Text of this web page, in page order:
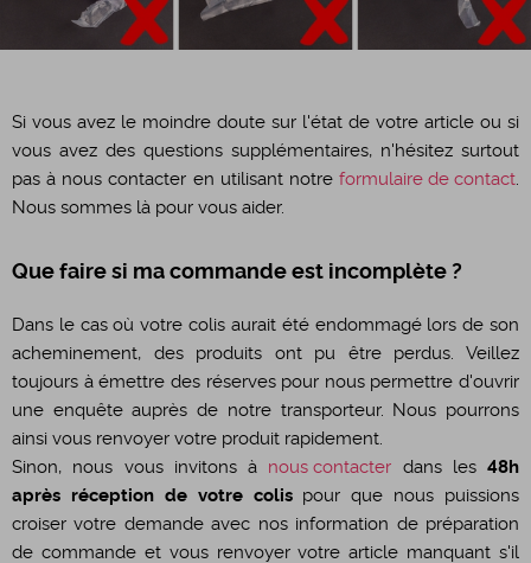
Si vous avez le moindre doute sur l'état de votre article ou si
vous avez des questions supplémentaires, n'hésitez surtout
pas à nous contacter en utilisant notre formulaire de contact
Nous sommes là pour vous aider.
Que faire si ma commande est incomplète ?
Dans le cas où votre colis aurait été endommagé lors de son
acheminement, des produits ont pu être perdus. Veillez
toujours à émettre des réserves pour nous permettre d'ouvrir
une enquête auprès de notre transporteur. Nous pourrons
ainsi vous renvoyer votre produit rapidement.
Sinon, nous vous invitons à nous contacter dans les 48h
après réception de votre colispour que nous puissions
croiser votre demande avec nos information de préparation
de commande et vous renvoyer votre article manquant s'il